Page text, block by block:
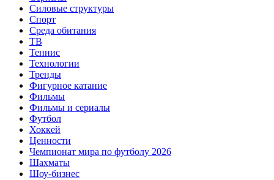
Силовые структуры
Спорт
Среда обитания
ТВ
Теннис
Технологии
Тренды
Фигурное катание
Фильмы
Фильмы и сериалы
Футбол
Хоккей
Ценности
Чемпионат мира по футболу 2026
Шахматы
Шоу-бизнес